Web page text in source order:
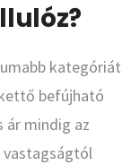
kategóriát
befújható
ár mindig az